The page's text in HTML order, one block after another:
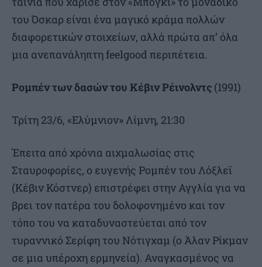
του Όσκαρ είναι ένα μαγικό κράμα πολλών
διαφορετικών στοιχείων, αλλά πρώτα απ’ όλα
μια ανεπανάληπτη feelgood περιπέτεια.
Ρομπέν των δασών του Κέβιν Ρέινολντς (1991)
Τρίτη 23/6, «Ελύμνιον» Λίμνη, 21:30
Έπειτα από χρόνια αιχμαλωσίας στις
Σταυροφορίες, ο ευγενής Ρομπέν του Λόξλεϊ
(Κέβιν Κόστνερ) επιστρέφει στην Αγγλία για να
βρει τον πατέρα του δολοφονημένο και τον
τόπο του να καταδυναστεύεται από τον
τυραννικό Σερίφη του Νότιγχαμ (ο Άλαν Ρίκμαν
σε μια υπέροχη ερμηνεία). Αναγκασμένος να